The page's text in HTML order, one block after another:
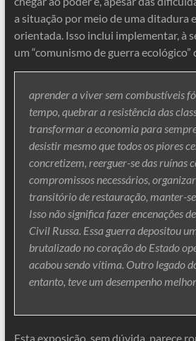
a situação por meio de uma ditadura
orientada. Isso inclui implementar, à
um “comunismo de guerra ecológico”
aprender a viver sem combustíveis
tempo, quebrar a resistência das
transformar a economia para
desistir mesmo que todos os piores
concretizem, reerguer-se das ruínas
compromissos necessários,
transitório de restauração, manter-
Isso não significa fazer encenações
Civil Russa. Essa guerra depositou
brutalizado no coração do Estado
acabou sendo vítima. Outro legado
entanto, teve um desempenho
Esta exposição, sem dúvida, parece